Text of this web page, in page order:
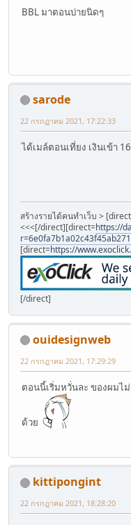
BBL มาตอนบ่ายนิดๆ
sarode
22 กรกฎาคม 2021, 17:22:33
ได้เมล์ตอนเที่ยง เงินเข้า
สร้างรายได้คนทำเว็บ >
<<<[/direct][direct=https://
[direct=https://
[/direct]
ouidesignweb
22 กรกฎาคม 2021, 17:29:29
ตอนนี้เริ่มหวั่นละ ของผมไ
ด้วย
kittipongint
22 กรกฎาคม 2021, 18:28:20